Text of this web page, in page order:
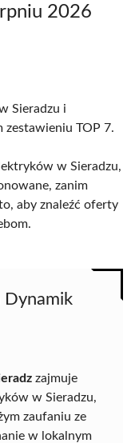
2026
Sieradzu i
zestawieniu TOP 7.
w Sieradzu,
zanim
aby znaleźć oferty
Dynamik
zajmuje
w Sieradzu,
zaufaniu ze
w lokalnym